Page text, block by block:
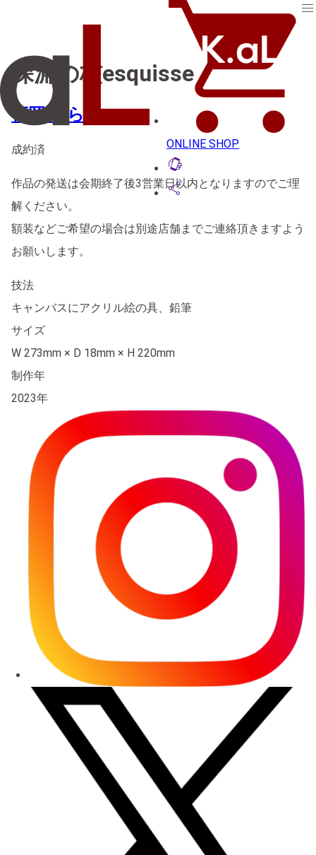
ONLINE SHOP
lift_to_talk
share
menu
深淵の核esquisse
福岡 ゆらり
成約済
作品の発送は会期終了後3営業日以内となりますのでご理
解ください。
額装などご希望の場合は別途店舗までご連絡頂きますよう
お願いします。
技法
キャンバスにアクリル絵の具、鉛筆
サイズ
W 273mm × D 18mm × H 220mm
制作年
2023年